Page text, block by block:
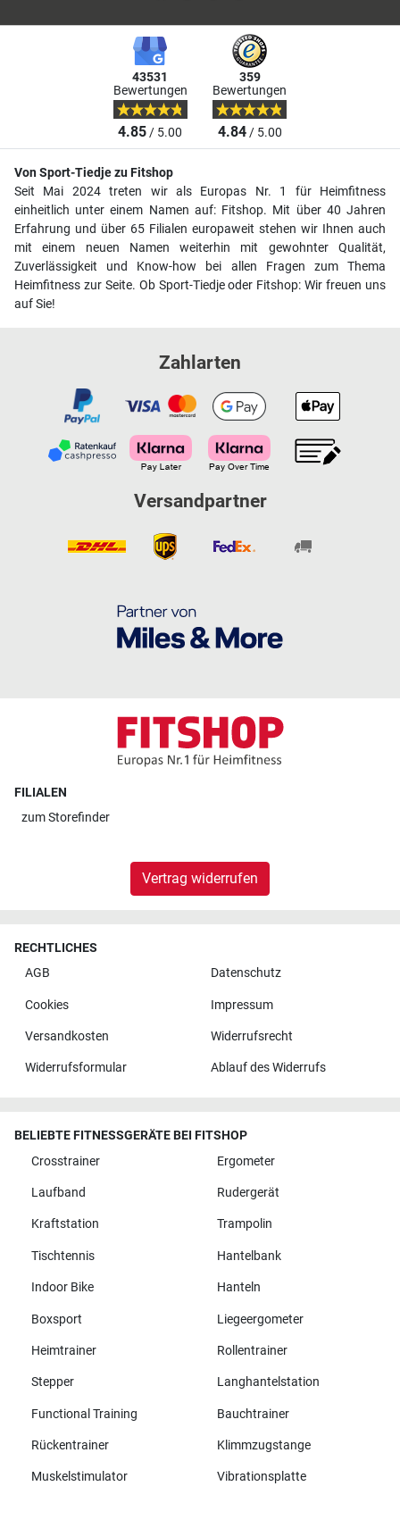
43531
Bewertungen
4.85/ 5.00
359
Bewertungen
4.84/ 5.00
Von Sport-Tiedje zu Fitshop
Seit Mai 2024 treten wir als Europas Nr. 1 für Heimfitness
einheitlich unter einem Namen auf: Fitshop. Mit über 40 Jahren
Erfahrung und über 65 Filialen europaweit stehen wir Ihnen auch
mit einem neuen Namen weiterhin mit gewohnter Qualität,
Zuverlässigkeit und Know-how bei allen Fragen zum Thema
Heimfitness zur Seite. Ob Sport-Tiedje oder Fitshop: Wir freuen uns
auf Sie!
Zahlarten
Versandpartner
FILIALEN
zumStorefinder
Vertrag widerrufen
RECHTLICHES
AGB
Datenschutz
Cookies Impressum
Versandkosten Widerrufsrecht
Widerrufsformular Ablauf des Widerrufs
BELIEBTE FITNESSGERÄTE BEI FITSHOP
Crosstrainer
Ergometer
Laufband Rudergerät
Kraftstation Trampolin
Tischtennis Hantelbank
Indoor Bike Hanteln
Boxsport Liegeergometer
Heimtrainer Rollentrainer
Stepper Langhantelstation
Functional Training Bauchtrainer
Rückentrainer Klimmzugstange
Muskelstimulator Vibrationsplatte